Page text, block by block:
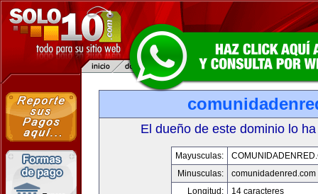
El dueño de este dominio lo
Mayusculas:
Minusculas:
comunidadenred.com
Longitud:
14 caracteres